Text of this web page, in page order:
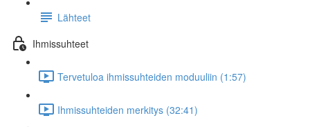
Lähteet
Ihmissuhteet
Tervetuloa ihmissuhteiden moduuliin (1:57)
Ihmissuhteiden merkitys (32:41)